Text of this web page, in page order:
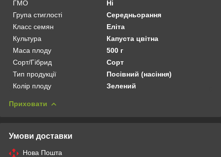
ГМО
Ні
Група стиглості
Середньорання
Класс семян
Еліта
Культура
Капуста цвітна
Маса плоду
500 г
Сорт/Гібрид
Сорт
Тип продукції
Посівний (насіння)
Колір плоду
Зелений
Приховати
Умови доставки
Нова Пошта